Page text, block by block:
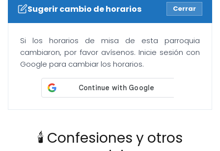
Sugerir cambio de horarios Cerrar
Si los horarios de misa de esta parroquia
cambiaron, por favor avísenos. Inicie sesión con
Google para cambiar los horarios.
🕯️ Confesiones y otros